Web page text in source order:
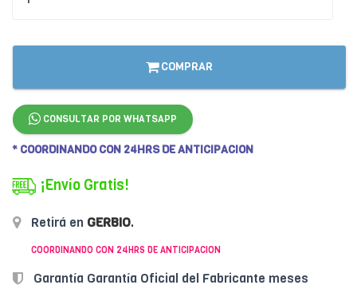
COMPRAR
CONSULTAR POR WHATSAPP
* COORDINANDO CON 24HRS DE ANTICIPACION
¡Envío Gratis!
Retirá en GERBIO.
COORDINANDO CON 24HRS DE ANTICIPACION
Garantía Garantía Oficial del Fabricante meses